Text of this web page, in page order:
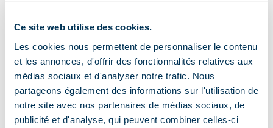
Ce site web utilise des cookies.
Les cookies nous permettent de personnaliser le contenu
et les annonces, d'offrir des fonctionnalités relatives aux
médias sociaux et d'analyser notre trafic. Nous
partageons également des informations sur l'utilisation de
notre site avec nos partenaires de médias sociaux, de
publicité et d'analyse, qui peuvent combiner celles-ci
Uitrusting
Defibrillator